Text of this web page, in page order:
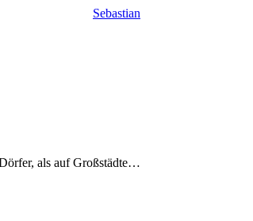
Sebastian
als auf Großstädte…